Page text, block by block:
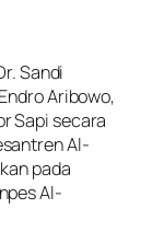
Sandi
Aribowo,
Sapi secara
Al-
pada
Al-